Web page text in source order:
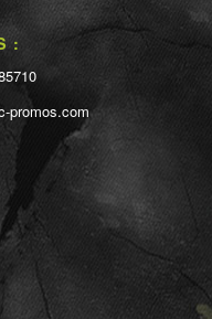
:
promos.com